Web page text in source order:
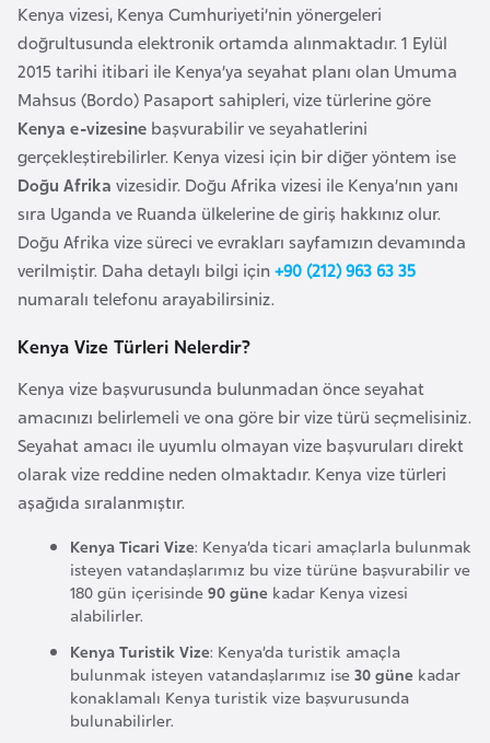
Kenya vizesi, Kenya Cumhuriyeti’nin yönergeleri
doğrultusunda elektronik ortamda alınmaktadır. 1 Eylül
2015 tarihi itibari ile Kenya’ya seyahat planı olan Umuma
Mahsus (Bordo) Pasaport sahipleri, vize türlerine göre
Kenya e-vizesine başvurabilir ve seyahatlerini
gerçekleştirebilirler. Kenya vizesi için bir diğer yöntem ise
Doğu Afrika vizesidir. Doğu Afrika vizesi ile Kenya’nın yanı
sıra Uganda ve Ruanda ülkelerine de giriş hakkınız olur.
Doğu Afrika vize süreci ve evrakları sayfamızın devamında
verilmiştir. Daha detaylı bilgi için+90 (212) 963 63 35
numaralı telefonu arayabilirsiniz.
Kenya Vize Türleri Nelerdir?
Kenya vize başvurusunda bulunmadan önce seyahat
amacınızı belirlemeli ve ona göre bir vize türü seçmelisiniz.
Seyahat amacı ile uyumlu olmayan vize başvuruları direkt
olarak vize reddine neden olmaktadır. Kenya vize türleri
aşağıda sıralanmıştır.
Kenya Ticari Vize: Kenya’da ticari amaçlarla bulunmak
isteyen vatandaşlarımız bu vize türüne başvurabilir ve
180 gün içerisinde90 güne kadar Kenya vizesi
alabilirler.
Kenya Turistik Vize: Kenya’da turistik amaçla
bulunmak isteyen vatandaşlarımız ise30 güne kadar
konaklamalı Kenya turistik vize başvurusunda
bulunabilirler.
a
d
e
ş
B
e
l
a
r
u
s
B
e
l
ç
i